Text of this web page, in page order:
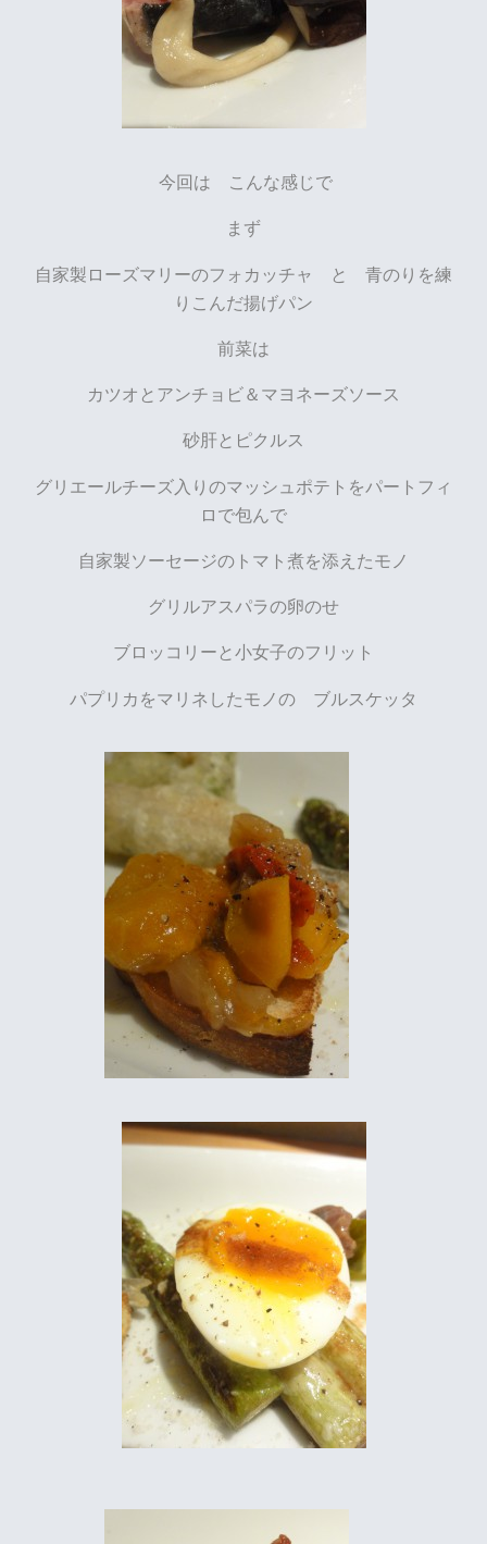
今回は こんな感じで
まず
自家製ローズマリーのフォカッチャ と 青のりを練
りこんだ揚げパン
前菜は
カツオとアンチョビ＆マヨネーズソース
砂肝とピクルス
グリエールチーズ入りのマッシュポテトをパートフィ
ロで包んで
自家製ソーセージのトマト煮を添えたモノ
グリルアスパラの卵のせ
ブロッコリーと小女子のフリット
パプリカをマリネしたモノの ブルスケッタ